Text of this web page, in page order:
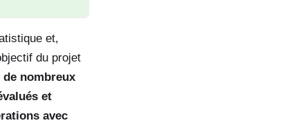
et,
du projet
de nombreux
et
avec